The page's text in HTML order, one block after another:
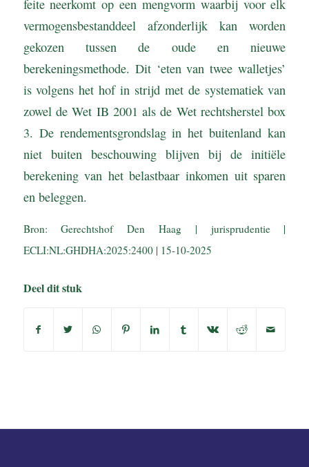
feite neerkomt op een mengvorm waarbij voor elk
vermogensbestanddeel afzonderlijk kan worden
gekozen tussen de oude en nieuwe
berekeningsmethode. Dit ‘eten van twee walletjes’
is volgens het hof in strijd met de systematiek van
zowel de Wet IB 2001 als de Wet rechtsherstel box
3. De rendementsgrondslag in het buitenland kan
niet buiten beschouwing blijven bij de initiële
berekening van het belastbaar inkomen uit sparen
en beleggen.
Bron: Gerechtshof Den Haag | jurisprudentie |
ECLI:NL:GHDHA:2025:2400 | 15-10-2025
Deel dit stuk